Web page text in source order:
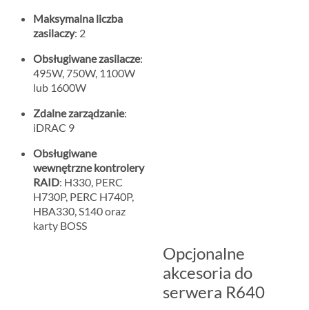
Maksymalna liczba
zasilaczy: 2
Obsługiwane zasilacze:
495W, 750W, 1100W
lub 1600W
Zdalne zarządzanie:
iDRAC 9
Obsługiwane
wewnętrzne kontrolery
RAID: H330, PERC
H730P, PERC H740P,
HBA330, S140 oraz
karty BOSS
Opcjonalne
akcesoria do
serwera R640